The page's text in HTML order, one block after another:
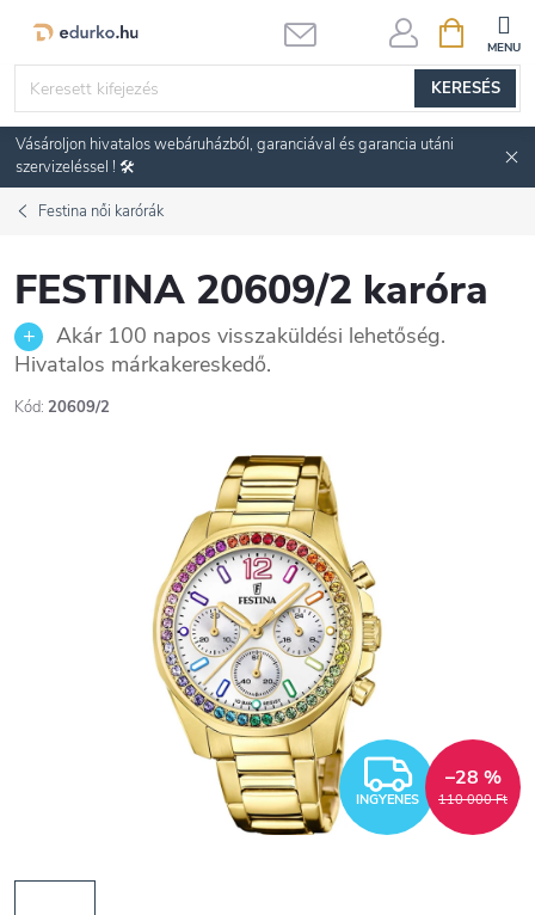
KERESÉS
KOSÁR
Vásároljon hivatalos webáruházból, garanciával és garancia utáni
szervizeléssel ! 🛠️
Festina női karórák
FESTINA 20609/2 karóra
Akár 100 napos visszaküldési lehetőség.
Hivatalos márkakereskedő.
Kód: 20609/2
INGYENES 110 000 Ft
–28 %